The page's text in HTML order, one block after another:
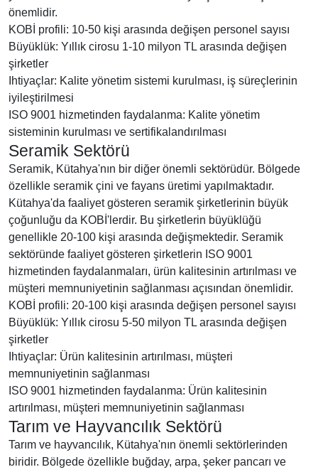
önemlidir.
KOBİ profili: 10-50 kişi arasında değişen personel sayısı
Büyüklük: Yıllık cirosu 1-10 milyon TL arasında değişen
şirketler
Ihtiyaçlar: Kalite yönetim sistemi kurulması, iş süreçlerinin
iyileştirilmesi
ISO 9001 hizmetinden faydalanma: Kalite yönetim
sisteminin kurulması ve sertifikalandırılması
Seramik Sektörü
Seramik, Kütahya'nın bir diğer önemli sektörüdür. Bölgede
özellikle seramik çini ve fayans üretimi yapılmaktadır.
Kütahya'da faaliyet gösteren seramik şirketlerinin büyük
çoğunluğu da KOBİ'lerdir. Bu şirketlerin büyüklüğü
genellikle 20-100 kişi arasında değişmektedir. Seramik
sektöründe faaliyet gösteren şirketlerin ISO 9001
hizmetinden faydalanmaları, ürün kalitesinin artırılması ve
müşteri memnuniyetinin sağlanması açısından önemlidir.
KOBİ profili: 20-100 kişi arasında değişen personel sayısı
Büyüklük: Yıllık cirosu 5-50 milyon TL arasında değişen
şirketler
Ihtiyaçlar: Ürün kalitesinin artırılması, müşteri
memnuniyetinin sağlanması
ISO 9001 hizmetinden faydalanma: Ürün kalitesinin
artırılması, müşteri memnuniyetinin sağlanması
Tarım ve Hayvancılık Sektörü
Tarım ve hayvancılık, Kütahya'nın önemli sektörlerinden
biridir. Bölgede özellikle buğday, arpa, şeker pancarı ve